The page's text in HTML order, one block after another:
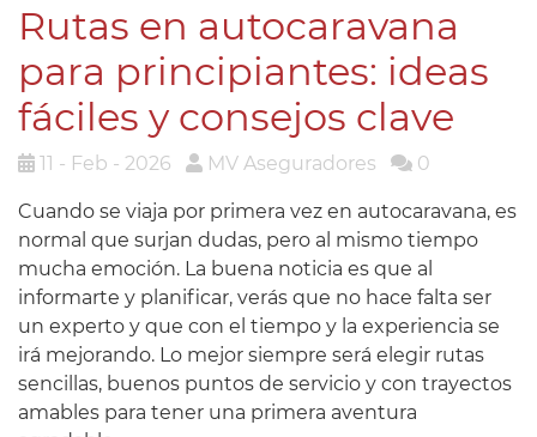
Rutas en autocaravana
para principiantes: ideas
fáciles y consejos clave
11 - Feb - 2026 MV Aseguradores 0
Cuando se viaja por primera vez en autocaravana, es
normal que surjan dudas, pero al mismo tiempo
mucha emoción. La buena noticia es que al
informarte y planificar, verás que no hace falta ser
un experto y que con el tiempo y la experiencia se
irá mejorando. Lo mejor siempre será elegir rutas
sencillas, buenos puntos de servicio y con trayectos
amables para tener una primera aventura